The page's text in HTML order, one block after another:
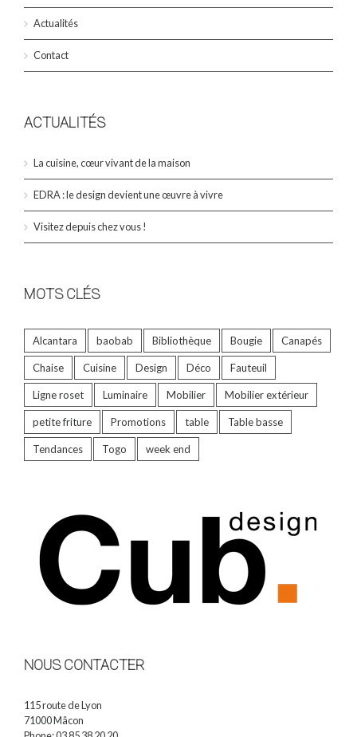
Actualités
Contact
ACTUALITÉS
La cuisine, cœur vivant de la maison
EDRA : le design devient une œuvre à vivre
Visitez depuis chez vous !
MOTS CLÉS
Alcantara baobab Bibliothèque Bougie Canapés
Chaise Cuisine Design Déco Fauteuil
Ligne roset Luminaire Mobilier Mobilier extérieur
petite friture Promotions table Table basse
Tendances Togo week end
NOUS CONTACTER
115 route de Lyon
71000 Mâcon